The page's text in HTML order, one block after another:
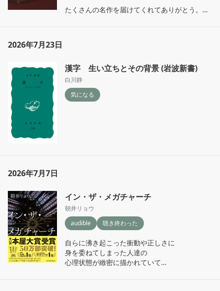
たくさんの名作を届けてくれてありがとう。
2026年7月23日
漢字 生い立ちとその背景 (岩波新書)
白川静
気になる
2026年7月7日
イン・ザ・メガチャーチ
朝井リョウ
audible
聴き終わった
自らに沸き起こった衝動や正しさに
身を委ねてしまった人達の
心理状態が緻密に描かれていて